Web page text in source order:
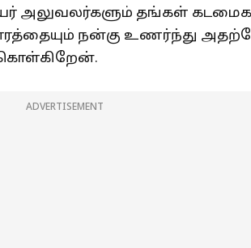
அலுவலர்களும் தங்கள்
நன்கு உணர்ந்து
ADVERTISEMENT